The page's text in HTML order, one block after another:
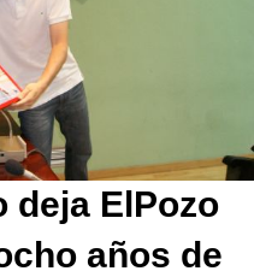
deja ElPozo
años de